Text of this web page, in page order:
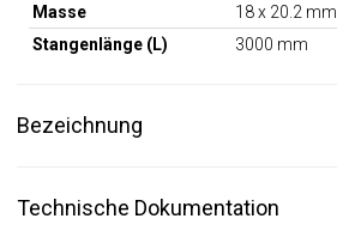
Masse
18 x 20.2 mm
Stangenlänge (L)
3000 mm
Bezeichnung
Technische Dokumentation